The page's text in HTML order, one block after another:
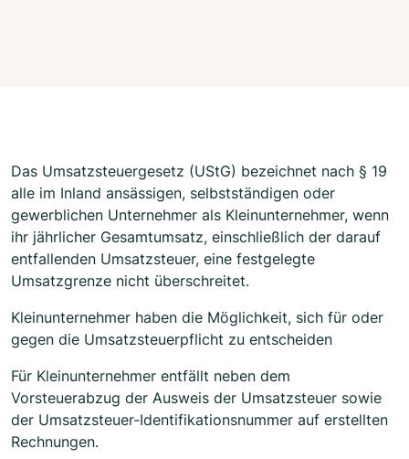
Das Umsatzsteuergesetz (UStG) bezeichnet nach § 19
alle im Inland ansässigen, selbstständigen oder
gewerblichen Unternehmer als Kleinunternehmer, wenn
ihr jährlicher Gesamtumsatz, einschließlich der darauf
entfallenden Umsatzsteuer, eine festgelegte
Umsatzgrenze nicht überschreitet.
Kleinunternehmer haben die Möglichkeit, sich für oder
gegen die Umsatzsteuerpflicht zu entscheiden
Für Kleinunternehmer entfällt neben dem
Vorsteuerabzug der Ausweis der Umsatzsteuer sowie
der Umsatzsteuer-Identifikationsnummer auf erstellten
Rechnungen.